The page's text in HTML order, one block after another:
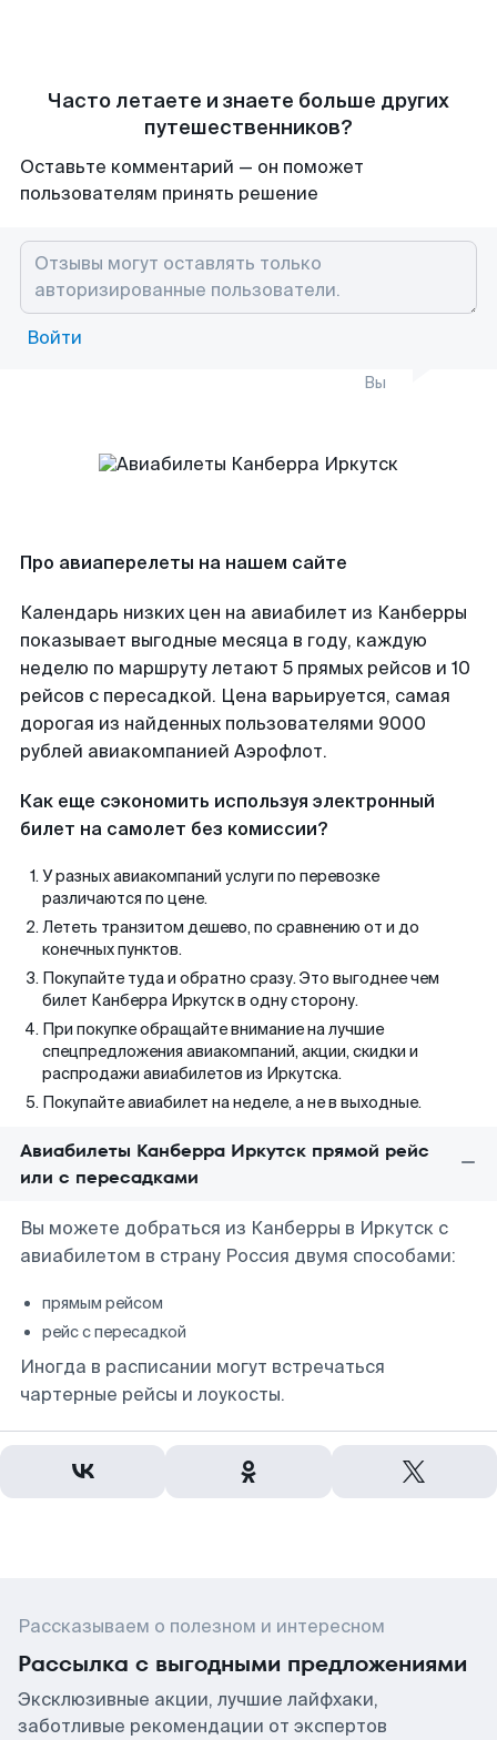
Часто летаете и знаете больше других
путешественников?
Оставьте комментарий — он поможет
пользователям принять решение
Войти
Вы
Про авиаперелеты на нашем сайте
Календарь низких цен на авиабилет из Канберры
показывает выгодные месяца в году, каждую
неделю по маршруту летают 5 прямых рейсов и 10
рейсов с пересадкой. Цена варьируется, самая
дорогая из найденных пользователями 9000
рублей авиакомпанией Аэрофлот.
Как еще сэкономить используя электронный
билет на самолет без комиссии?
У разных авиакомпаний услуги по перевозке
различаются по цене.
Лететь транзитом дешево, по сравнению от и до
конечных пунктов.
Покупайте туда и обратно сразу. Это выгоднее чем
билет Канберра Иркутск в одну сторону.
При покупке обращайте внимание на лучшие
спецпредложения авиакомпаний, акции, скидки и
распродажи авиабилетов из Иркутска.
Покупайте авиабилет на неделе, а не в выходные.
Авиабилеты Канберра Иркутск прямой рейс
или с пересадками
Вы можете добраться из Канберры в Иркутск с
авиабилетом в страну Россия двумя способами:
прямым рейсом
рейс с пересадкой
Иногда в расписании могут встречаться
чартерные рейсы и лоукосты.
Рассказываем о полезном и интересном
Рассылка с выгодными предложениями
Эксклюзивные акции, лучшие лайфхаки,
заботливые рекомендации от экспертов